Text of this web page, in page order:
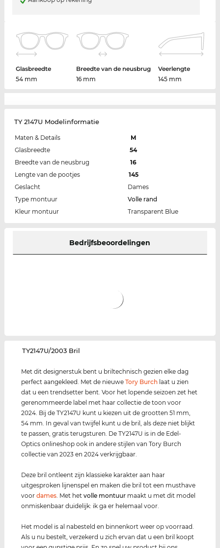
Glasbreedte
54 mm
Breedte van de neusbrug
16 mm
Veerlengte
145 mm
TY 2147U Modelinformatie
Maten & Details
M
Glasbreedte
54
Breedte van de neusbrug
16
Lengte van de pootjes
145
Geslacht
Dames
Type montuur
Volle rand
Kleur montuur
Transparent Blue
Bedrijfsbeoordelingen
‌TY2147U/2003 Bril
Met dit designerstuk bent u briltechnisch gezien elke dag
perfect aangekleed. Met de nieuweTory Burch laat u zien
dat u een trendsetter bent. Voor het lopende seizoen zet het
gerenommeerde label met haar collectie de toon voor
2024. Bij de TY2147U kunt u kiezen uit de grootten 51 mm,
54 mm. In geval van twijfel kunt u de bril, als deze niet blijkt
te passen, gratis terugsturen. De TY2147U is in de Edel-
Optics onlineshop ook in andere stijlen van Tory Burch
collectie van 2023 en 2024 verkrijgbaar.
Deze bril ontleent zijn klassieke karakter aan haar
uitgesproken lijnenspel en maken die bril tot een musthave
voordames. Met hetvolle montuur maakt u met dit model
onmiskenbaar duidelijk: ik ga er helemaal voor.
Het model is al nabesteld en binnenkort weer op voorraad.
Als u nu bestelt, verzekerd u zich ervan dat u een bril koopt